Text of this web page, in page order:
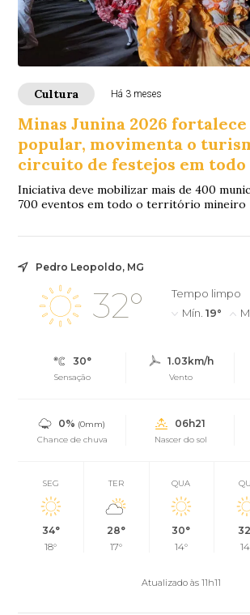
Cultura Há 3 meses
Minas Junina 2026
popular, movimenta o
circuito de festejos em todo
Iniciativa deve mobilizar mais de 400
700 eventos em todo o território mineiro
Pedro Leopoldo, MG
32°
Tempo limpo
Mín. 19°
30°
Sensação
1.03km/h
Vento
0% (0mm)
Chance de chuva
06h21
Nascer do sol
SEG
34°
18°
TER
28°
17°
QUA
30°
14°
Atualizado às 11h11